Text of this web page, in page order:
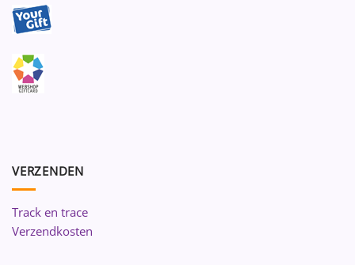
VERZENDEN
Track en trace
Verzendkosten